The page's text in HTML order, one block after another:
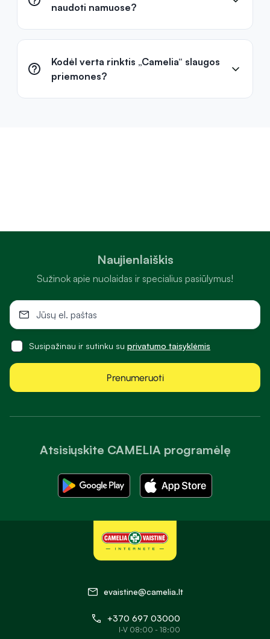
naudoti namuose?
Kodėl verta rinktis „Camelia“ slaugos
priemones?
Atsisiųskite CAMELIA programėlę
Naujienlaiškis
Sužinok apie nuolaidas ir specialius pasiūlymus!
Susipažinau ir sutinku su privatumo taisyklėmis
Prenumeruoti
evaistine@camelia.lt
+370 697 03000
I-V 08:00 - 18:00